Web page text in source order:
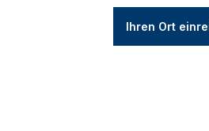
Ihren Ort